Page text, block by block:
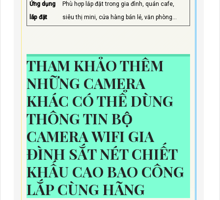
Ứng dụng
lắp đặt
Phù hợp lắp đặt trong gia đình, quán cafe,
siêu thị mini, cửa hàng bán lẻ, văn phòng...
THAM KHẢO THÊM
NHỮNG CAMERA
KHÁC CÓ THỂ DÙNG
THÔNG TIN BỘ
CAMERA WIFI GIA
ĐÌNH SẮT NÉT CHIẾT
KHẤU CAO BAO CÔNG
LẮP CÙNG HÃNG